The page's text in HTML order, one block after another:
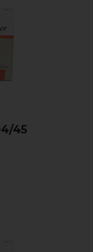
45